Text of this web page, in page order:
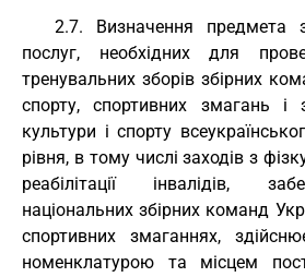
2.7. Визначення предмета
послуг, необхідних для
тренувальних зборів збірних
спорту, спортивних змагань і
культури і спорту
рівня, в тому числі заходів з
реабілітації інвалідів,
національних збірних команд
спортивних змаганнях,
номенклатурою та місцем